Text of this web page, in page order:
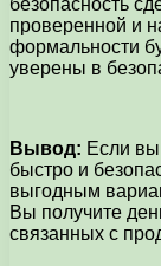
безопасность
проверенной и
формальности
уверены в
Вывод: Если вы
быстро и
выгодным
Вы получите
связанных с